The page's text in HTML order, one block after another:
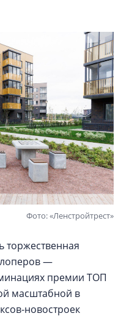
Фото: «Ленстройтрест»
торжественная
—
премии ТОП
масштабной в
новостроек